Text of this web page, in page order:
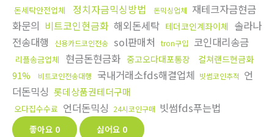
돈세탁안전업체 정치자금믹싱방법 돈믹싱업체 재테크자금현금
화문의 비트코인현금화 해외돈세탁 테더코인계좌이체 솔라나
전송대행
신용카드코인전송 sol판매처 tron구입 코인대리송금
리플송금업체 현금돈현금화 중고오다대포통장
컬쳐랜드현금화
91%
비트코인전송대행 국내거래소fds해결업체 빗썸코인추적 언
더돈믹싱 롯데상품권테더구매
오다집수수료 언더돈믹싱 24시코인구매 빗썸fds푸는법
좋아요 0 싫어요 0